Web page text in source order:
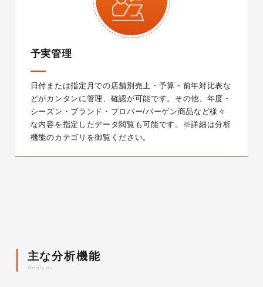
予実管理
日付または指定月での店舗別売上・予算・前年対比表な
どがカンタンに管理、確認が可能です。その他、年度・
シーズン・ブランド・プロパー/バーゲン商品など様々
な内容を指定したデータ閲覧も可能です。
※詳細は分析
機能のカテゴリを御覧ください。
主な分析機能
An a y si s